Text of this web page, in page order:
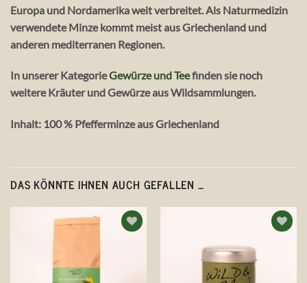
Europa und Nordamerika weit verbreitet. Als Naturmedizin
verwendete Minze kommt meist aus Griechenland und
anderen mediterranen Regionen.
In unserer KategorieGewürze und Teefinden sie noch
weitere Kräuter und Gewürze aus Wildsammlungen.
Inhalt: 100 % Pfefferminze aus Griechenland
DAS KÖNNTE IHNEN AUCH GEFALLEN …
Wunschliste